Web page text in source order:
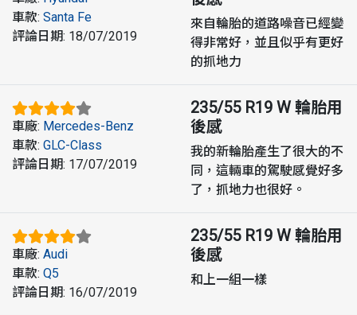
車款: Santa Fe
評論日期: 18/07/2019
來自輪胎的道路噪音已經變
得非常好，並且似乎有更好
的抓地力
車廠: Mercedes-Benz
車款: GLC-Class
評論日期: 17/07/2019
235/55 R19 W 輪胎用
後感
我的新輪胎產生了很大的不
同，這輛車的駕駛感覺好多
了，抓地力也很好。
車廠: Audi
車款: Q5
評論日期: 16/07/2019
235/55 R19 W 輪胎用
後感
和上一組一樣